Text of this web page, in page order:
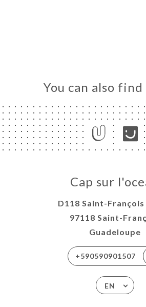
You can also
Cap sur
D118 Saint-François
97118 Saint-
Guadeloupe
+590590901507
EN